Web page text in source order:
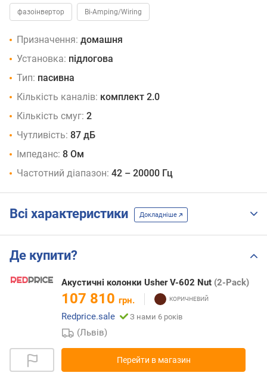
фазоінвертор Bi-Amping/Wiring
Призначення: домашня
Установка: підлогова
Тип: пасивна
Кількість каналів: комплект 2.0
Кількість смуг: 2
Чутливість: 87 дБ
Імпеданс: 8 Ом
Частотний діапазон: 42 – 20000 Гц
Всі характеристики Докладніше
Де купити?
Акустичні колонки Usher V-602 Nut (2-Pack)
107 810 грн.
Redprice.sale
З нами 6 років
(Львів)
Перейти в магазин